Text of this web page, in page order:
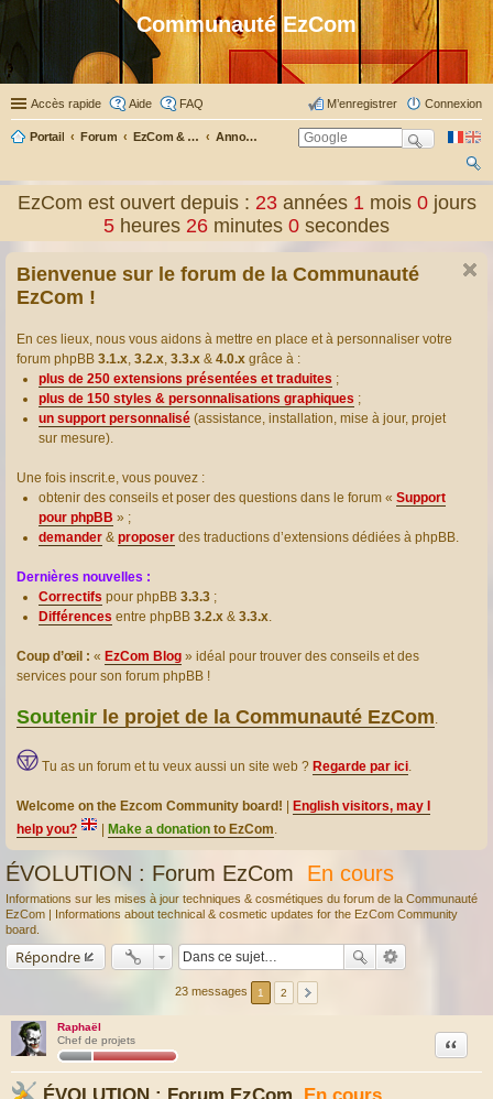
Communauté EzCom
Accès rapide Aide FAQ Connexion
M’enregistrer
Portail Forum EzCom & ses membres Annonces & informations
er
EzCom est ouvert depuis : 23 années1 mois0 jours
5 heures 26 minutes 1 secondes
Bienvenue sur le forum de la Communauté
EzCom !
En ces lieux, nous vous aidons à mettre en place et à personnaliser votre
forum phpBB 3.1.x, 3.2.x, 3.3.x & 4.0.x grâce à :
plus de 250 extensions présentées et traduites ;
plus de 150 styles & personnalisations graphiques ;
un support personnalisé (assistance, installation, mise à jour, projet
sur mesure).
Une fois inscrit.e, vous pouvez :
obtenir des conseils et poser des questions dans le forum « Support
pour phpBB » ;
demander & proposer des traductions d’extensions dédiées à phpBB.
Dernières nouvelles :
Correctifs pour phpBB 3.3.3 ;
Différences entre phpBB 3.2.x & 3.3.x.
Coup d’œil : « EzCom Blog » idéal pour trouver des conseils et des
services pour son forum phpBB !
Soutenir le projet de la Communauté EzCom.
Tu as un forum et tu veux aussi un site web ? Regarde par ici.
Welcome on the Ezcom Community board!
English visitors, may I
help you?
Make a donation to EzCom.
ÉVOLUTION : Forum EzCom En cours
Informations sur les mises à jour techniques & cosmétiques du forum de la Communauté
EzCom | Informations about technical & cosmetic updates for the EzCom Community
board.
Répondre
23 messages 1 2
Raphaël
Chef de projets
ÉVOLUTION : Forum EzCom En cours
Citation